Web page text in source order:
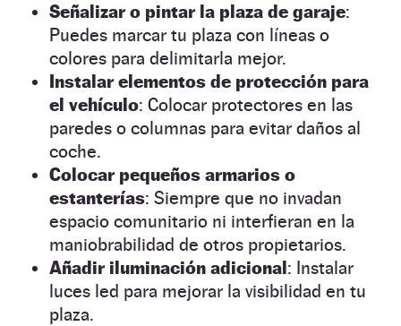
Señalizar o pintar la plaza de garaje:
Puedes marcar tu plaza con líneas o
colores para delimitarla mejor.
Instalar elementos de protección para
el vehículo: Colocar protectores en las
paredes o columnas para evitar daños al
coche.
Colocar pequeños armarios o
estanterías: Siempre que no invadan
espacio comunitario ni interfieran en la
maniobrabilidad de otros propietarios.
Añadir iluminación adicional: Instalar
luces led para mejorar la visibilidad en tu
plaza.